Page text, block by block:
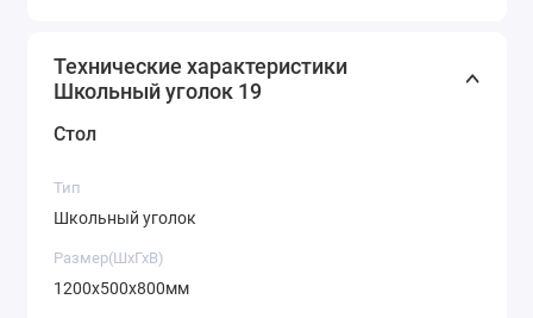
Размеры тумбы:
Технические характеристики
Школьный уголок 19
Стол
Тип
Школьный уголок
Размер(ШхГхВ)
1200х500х800мм